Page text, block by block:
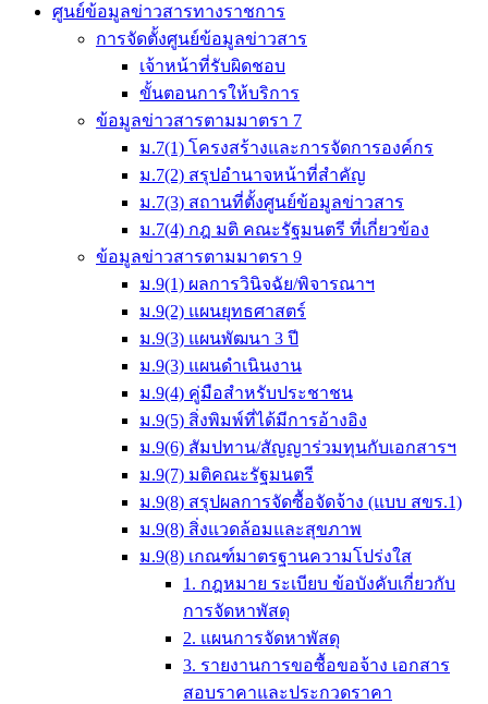
ศูนย์ข้อมูลข่าวสารทางราชการ
การจัดตั้งศูนย์ข้อมูลข่าวสาร
เจ้าหน้าที่รับผิดชอบ
ขั้นตอนการให้บริการ
ข้อมูลข่าวสารตามมาตรา 7
ม.7(1) โครงสร้างและการจัดการองค์กร
ม.7(2) สรุปอำนาจหน้าที่สำคัญ
ม.7(3) สถานที่ตั้งศูนย์ข้อมูลข่าวสาร
ม.7(4) กฎ มติ คณะรัฐมนตรี ที่เกี่ยวข้อง
ข้อมูลข่าวสารตามมาตรา 9
ม.9(1) ผลการวินิจฉัย/พิจารณาฯ
ม.9(2) แผนยุทธศาสตร์
ม.9(3) แผนพัฒนา 3 ปี
ม.9(3) แผนดำเนินงาน
ม.9(4) คู่มือสำหรับประชาชน
ม.9(5) สิ่งพิมพ์ที่ได้มีการอ้างอิง
ม.9(6) สัมปทาน/สัญญาร่วมทุนกับเอกสารฯ
ม.9(7) มติคณะรัฐมนตรี
ม.9(8) สรุปผลการจัดซื้อจัดจ้าง (แบบ สขร.1)
ม.9(8) สิ่งแวดล้อมและสุขภาพ
ม.9(8) เกณฑ์มาตรฐานความโปร่งใส
1. กฎหมาย ระเบียบ ข้อบังคับเกี่ยวกับ
การจัดหาพัสดุ
2. แผนการจัดหาพัสดุ
3. รายงานการขอซื้อขอจ้าง เอกสาร
สอบราคาและประกวดราคา